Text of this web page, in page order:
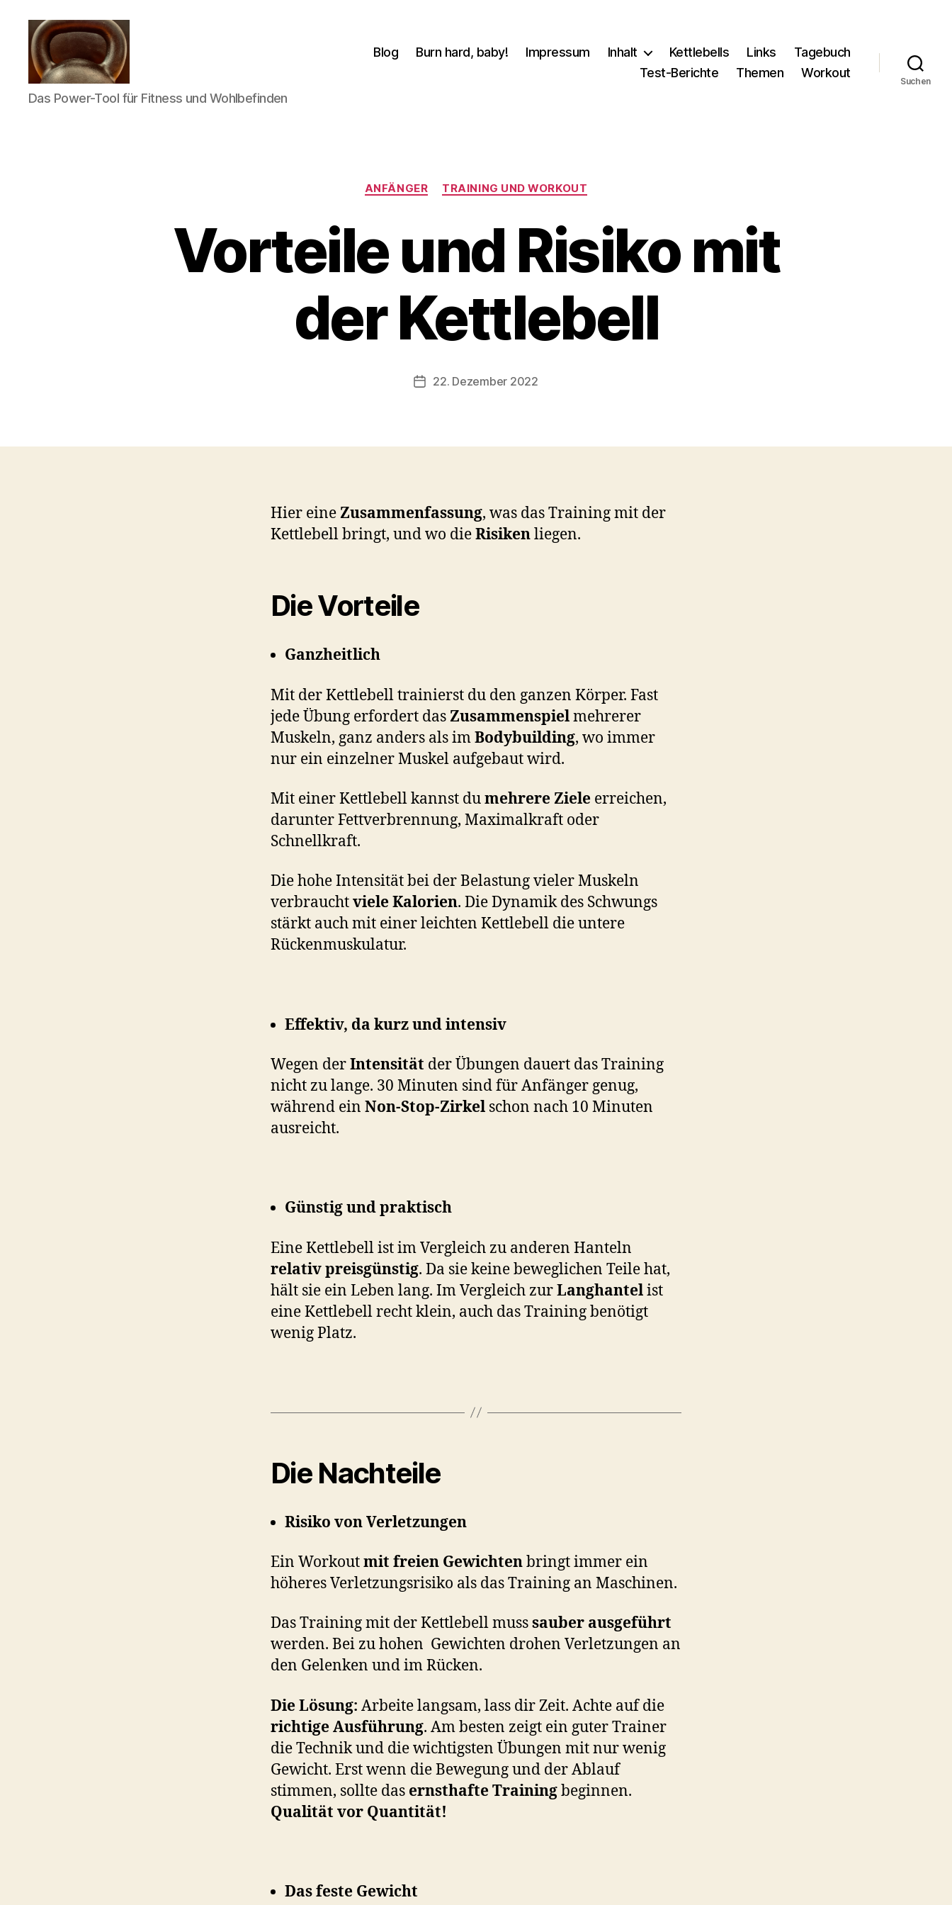
Meine
Reise
Das Power-Tool für Fitness und Wohlbefinden
Blog Burn hard, baby! Impressum Inhalt Kettlebells Links
Tagebuch
Test-Berichte
Themen Workout
Suchen
Kategorien
ANFÄNGER TRAINING UND WORKOUT
Vorteile und Risiko mit
der Kettlebell
Beitragsautor
o
b
c
Beitragsdatum
22. Dezember 2022
Hier eineZusammenfassung, was das Training mit der
Kettlebell bringt, und wo dieRisikenliegen.
Die Vorteile
Ganzheitlich
Mit der Kettlebell trainierst du den ganzen Körper. Fast
jede Übung erfordert dasZusammenspielmehrerer
Muskeln, ganz anders als imBodybuilding, wo immer
nur ein einzelner Muskel aufgebaut wird.
Mit einer Kettlebell kannst dumehrere Ziele erreichen,
darunter Fettverbrennung, Maximalkraft oder
Schnellkraft.
Die hohe Intensität bei der Belastung vieler Muskeln
verbrauchtviele Kalorien. Die Dynamik des Schwungs
stärkt auch mit einer leichten Kettlebell die untere
Rückenmuskulatur.
Effektiv, da kurz und intensiv
Wegen derIntensität der Übungen dauert das Training
nicht zu lange. 30 Minuten sind für Anfänger genug,
während ein Non-Stop-Zirkel schon nach 10 Minuten
ausreicht.
Günstig und praktisch
Eine Kettlebell ist im Vergleich zu anderen Hanteln
relativ preisgünstig. Da sie keine beweglichen Teile hat,
hält sie ein Leben lang. Im Vergleich zurLanghantelist
eine Kettlebell recht klein, auch das Training benötigt
wenig Platz.
Die Nachteile
Risiko von Verletzungen
Ein Workoutmit freien Gewichtenbringt immer ein
höheres Verletzungsrisiko als das Training an Maschinen.
Das Training mit der Kettlebell musssauber ausgeführt
werden. Bei zu hohen Gewichten drohen Verletzungen an
den Gelenken und im Rücken.
Die Lösung: Arbeite langsam, lass dir Zeit. Achte auf die
richtige Ausführung. Am besten zeigt ein guter Trainer
die Technik und die wichtigsten Übungen mit nur wenig
Gewicht. Erst wenn die Bewegung und der Ablauf
stimmen, sollte das ernsthafte Trainingbeginnen.
Qualität vor Quantität!
Das feste Gewicht